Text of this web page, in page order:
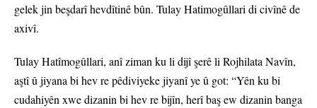
gelek jin beşdarî hevdîtinê bûn. Tulay Hatimogûllari di civînê de
axivî.
Tulay Hatîmogûllari, anî ziman ku li dijî şerê li Rojhilata Navîn,
aştî û jiyana bi hev re pêdiviyeke jiyanî ye û got: “Yên ku bi
cudahiyên xwe dizanin bi hev re bijîn, herî baş ew dizanin banga